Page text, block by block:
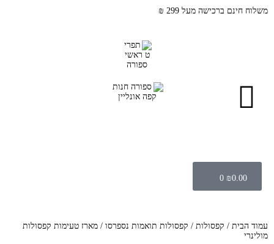
משלוח חינם ברכישה מעל 299 ₪
₪0.00
0
עמוד הבית / קפסולות / קפסולות תואמות נספרסו / מארז טעימות קפסולות
מולינרי